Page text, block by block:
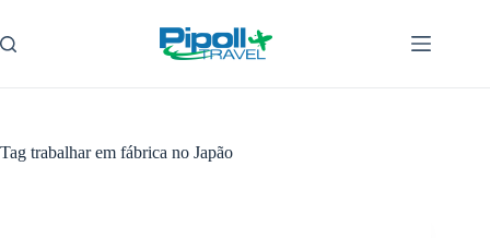
o
Tag trabalhar em fábrica no Japão